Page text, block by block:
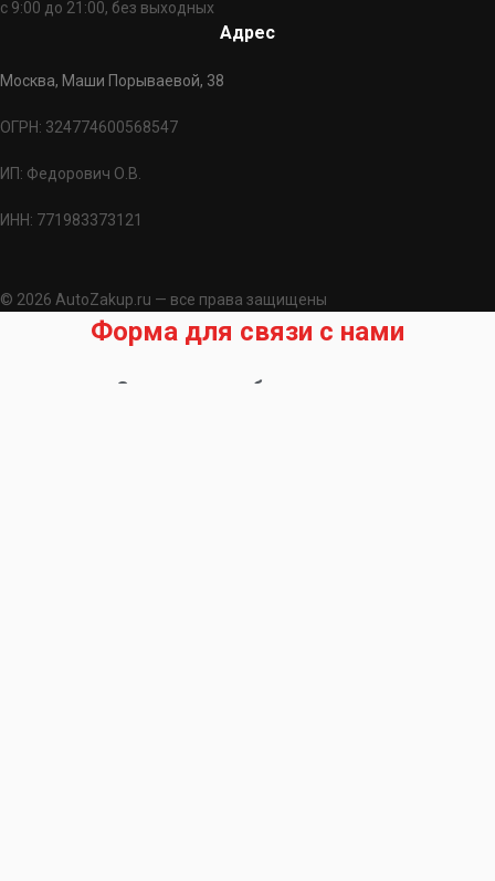
с 9:00 до 21:00, без выходных
Адрес
Москва, Маши Порываевой, 38
ОГРН: 324774600568547
ИП: Федорович О.В.
ИНН: 771983373121
© 2026 AutoZakup.ru — все права защищены
Форма для связи с нами
Запрос на подбор запчасти